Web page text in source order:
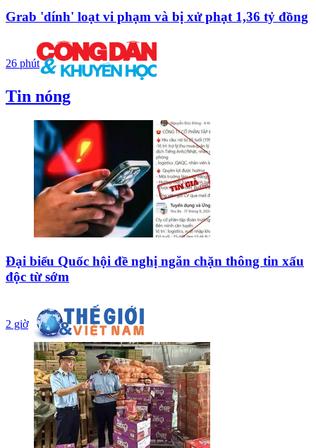
Grab 'dính' loạt vi phạm và bị xử phạt 1,36 tỷ đồng
26 phút
Tin nóng
Đại biểu Quốc hội đề nghị ngăn chặn thông tin xấu
độc từ sớm
2 giờ